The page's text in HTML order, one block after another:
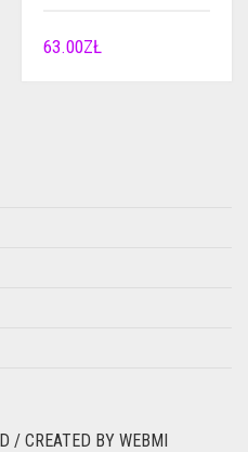
63.00ZŁ
/ CREATED BY WEBMI